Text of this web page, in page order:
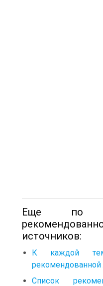
Еще по
источников:
К каждой
рекомендованной
Список